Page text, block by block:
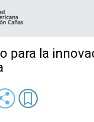
para la